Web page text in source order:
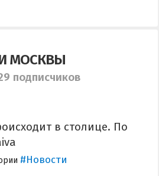
МОСКВЫ
подписчиков
в столице. По
#Новости